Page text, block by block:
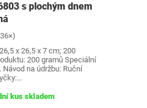
s plochým dnem
x 26,5 x 7 cm; 200
200 gramů Speciální
na údržbu: Ruční
kus skladem